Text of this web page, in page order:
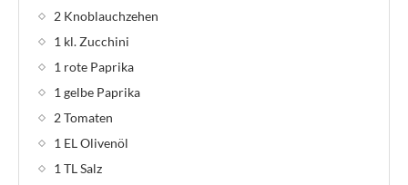
2 Knoblauchzehen
1 kl. Zucchini
1 rote Paprika
1 gelbe Paprika
2 Tomaten
1 EL Olivenöl
1 TL Salz